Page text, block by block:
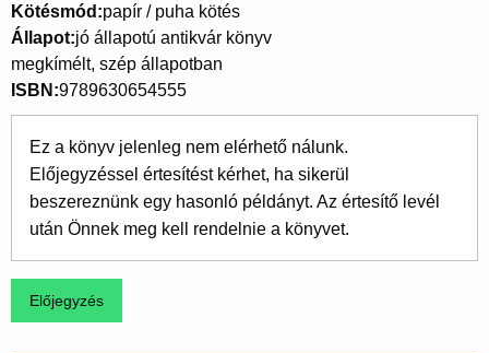
Kötésmód papír / puha kötés
Állapot jó állapotú antikvár könyv
megkímélt, szép állapotban
ISBN 9789630654555
Ez a könyv jelenleg nem elérhető nálunk.
Előjegyzéssel értesítést kérhet, ha sikerül
beszereznünk egy hasonló példányt. Az értesítő levél
után Önnek meg kell rendelnie a könyvet.